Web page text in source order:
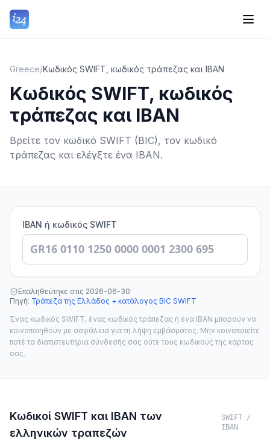
Greece/Κωδικός SWIFT, κωδικός τράπεζας και IBAN
Κωδικός SWIFT, κωδικός
τράπεζας και IBAN
Βρείτε τον κωδικό SWIFT (BIC), τον κωδικό
τράπεζας και ελέγξτε ένα IBAN.
IBAN ή κωδικός SWIFT
Επαληθεύτηκε στις 2026-06-30·
Πηγή: Τράπεζα της Ελλάδος + κατάλογος BIC SWIFT
Ένας κωδικός SWIFT, ένας κωδικός τράπεζας ή ένα IBAN μπορούν να
κοινοποιηθούν με ασφάλεια για τη λήψη εμβάσματος. Μην κοινοποιείτε
ποτέ τα διαπιστευτήρια σύνδεσής σας ούτε τους κωδικούς της κάρτας
σας.
Κωδικοί SWIFT και IBAN των
ελληνικών τραπεζών
SWIFT /
IBAN